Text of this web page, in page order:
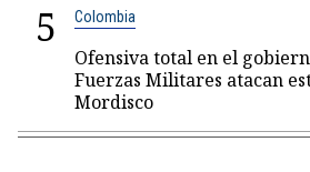
5 Colombia
Ofensiva total en el
Fuerzas Militares atacan
Mordisco